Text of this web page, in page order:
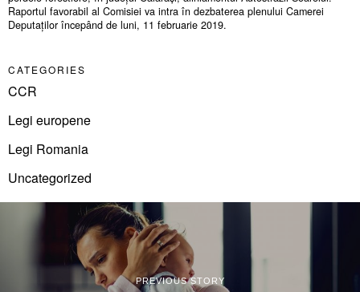
Raportul favorabil al Comisiei va intra în dezbaterea plenului Camerei
Deputaților începând de luni, 11 februarie 2019.
CATEGORIES
CCR
Legi europene
Legi Romania
Uncategorized
PREVIOUS STORY